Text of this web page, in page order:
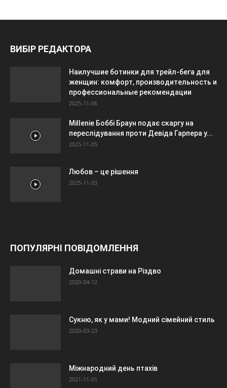
ВИБІР РЕДАКТОРА
Наилучшие ботинки для трейл-бега для
женщин: комфорт, производительность и
профессиональные рекомендации
2025-11-06
Millenie Боббі Браун подає скаргу на
переслідування проти Девіда Гарпера у...
2025-11-05
Любов – це рішення
2025-11-03
ПОПУЛЯРНІ ПОВІДОМЛЕННЯ
Домашні страви на Різдво
2020-04-12
Сукню, як у мами! Модний сімейний стиль
2020-03-23
Міжнародний день птахів
2021-11-01